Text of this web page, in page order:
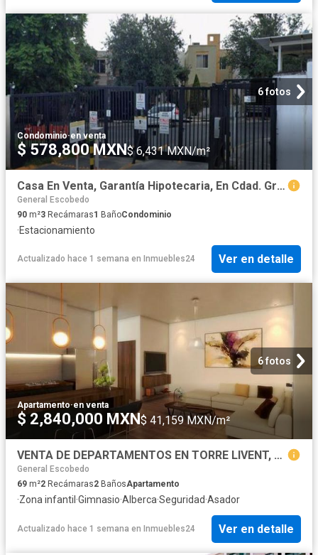
6 fotos
Condominio·en venta
$ 578,800 MXN$ 6,431 MXN/m²
Casa En Venta, Garantía Hipotecaria, En Cdad. Gral. Escobedo, N.L. LUN
General Escobedo
90 m²3 Recámaras1 BañoCondominio
·Estacionamiento
Actualizado hace 1 semana en Inmuebles24 Ver en detalle
6 fotos
Apartamento·en venta
$ 2,840,000 MXN$ 41,159 MXN/m²
VENTA DE DEPARTAMENTOS EN TORRE LIVENT, ANAHUAC ESCOBEDO N.L
General Escobedo
69 m²2 Recámaras2 BañosApartamento
·Zona infantil ·Gimnasio·Alberca·Seguridad·Asador
Actualizado hace 1 semana en Inmuebles24 Ver en detalle